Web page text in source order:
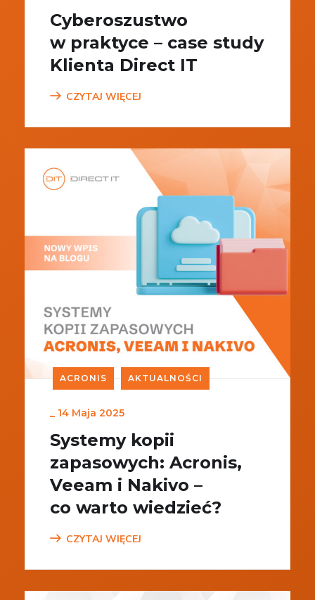
Cyberoszustwo
w praktyce – case study
Klienta Direct IT
CZYTAJ WIĘCEJ
ACRONIS AKTUALNOŚCI
_ 14 Maja 2025
Systemy kopii
zapasowych: Acronis,
Veeam i Nakivo –
co warto wiedzieć?
CZYTAJ WIĘCEJ